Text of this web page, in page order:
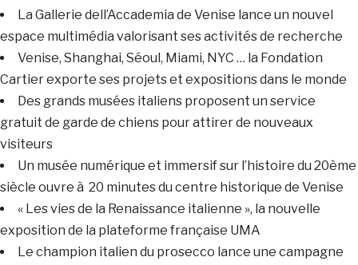
La Gallerie dell’Accademia de Venise lance un nouvel
espace multimédia valorisant ses activités de recherche
Venise, Shanghai, Séoul, Miami, NYC … la Fondation
Cartier exporte ses projets et expositions dans le monde
Des grands musées italiens proposent un service
gratuit de garde de chiens pour attirer de nouveaux
visiteurs
Un musée numérique et immersif sur l’histoire du 20ème
siècle ouvre à 20 minutes du centre historique de Venise
« Les vies de la Renaissance italienne », la nouvelle
exposition de la plateforme française UMA
Le champion italien du prosecco lance une campagne